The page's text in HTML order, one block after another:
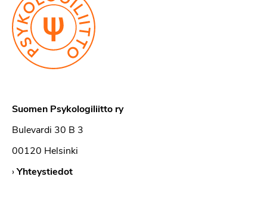
Suomen Psykologiliitto ry
Bulevardi 30 B 3
00120 Helsinki
›Yhteystiedot